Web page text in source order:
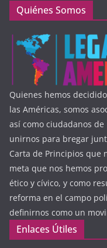
Quiénes Somos
Quienes hemos
las Américas, somos
así como ciudadanos
unirnos para bregar
Carta de Principios que
meta que nos hemos
ético y cívico, y como
reforma en el campo
definirnos como un
Enlaces Útiles